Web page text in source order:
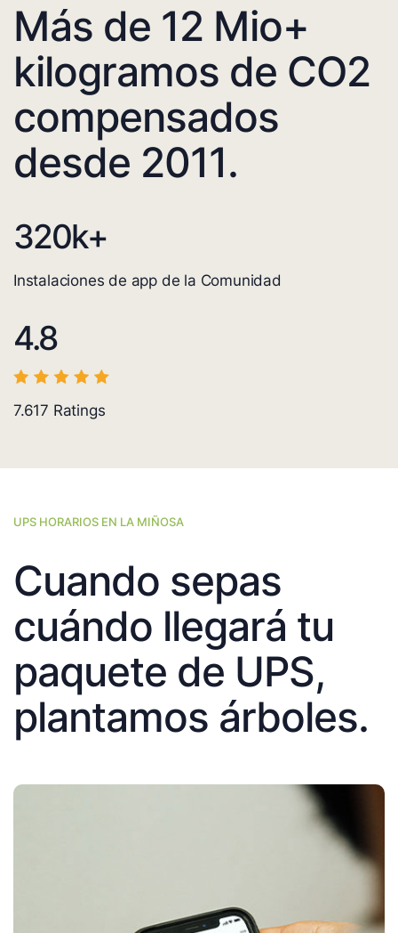
Más de 12 Mio+
kilogramos de CO2
compensados
desde 2011.
320k+
Instalaciones de app de la Comunidad
4.8
7.617 Ratings
UPS HORARIOS EN LA MIÑOSA
Cuando sepas
cuándo llegará tu
paquete de UPS,
plantamos árboles.